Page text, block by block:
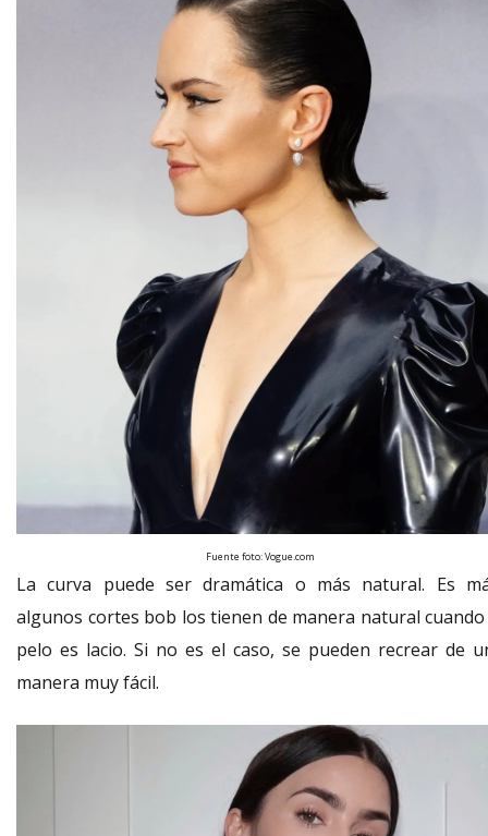
Fuente foto: Vogue.com
La curva puede ser dramática o más natural. Es
algunos cortes bob los tienen de manera natural
pelo es lacio. Si no es el caso, se pueden recrear de
manera muy fácil.